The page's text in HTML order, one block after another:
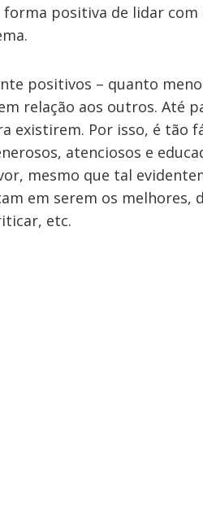
positiva de lidar com
positivos – quanto
relação aos outros. Até
existirem. Por isso, é tão
atenciosos e
mesmo que tal
em serem os melhores,
etc.